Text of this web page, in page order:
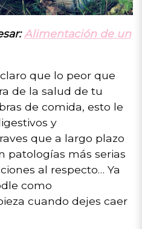
Alimentación de un
que lo peor que
de la salud de tu
de comida, esto le
y
que a largo plazo
patologías más serias
al respecto… Ya
como
cuando dejes caer